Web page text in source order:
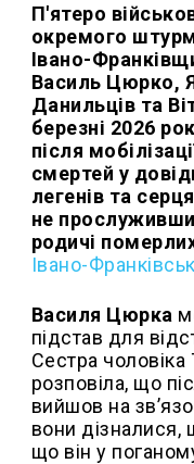
П'ятеро
окремого
Івано-
Василь Цюрко,
Данильців та
березні 2026
після
смертей у
легенів та
не
родичі
Івано-Франківськ
Василя Цюрка
підстав для
Сестра
розповіла, що
вийшов на
вони дізналися,
що він у